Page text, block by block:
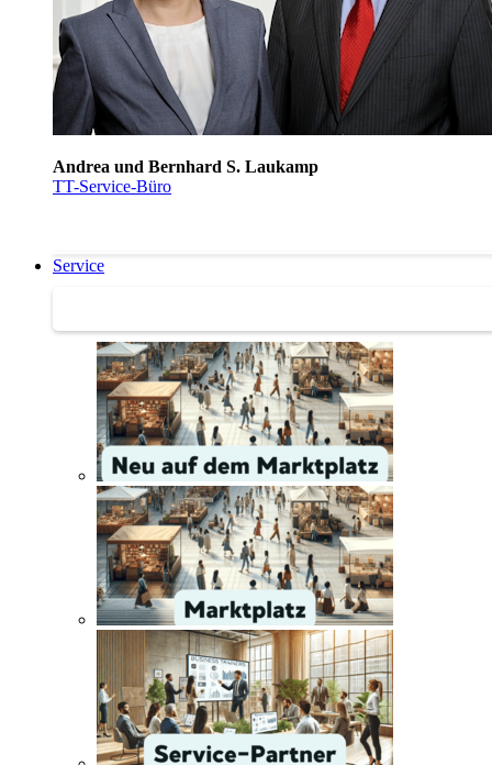
Andrea und Bernhard S. Laukamp
TT-Service-Büro
Service